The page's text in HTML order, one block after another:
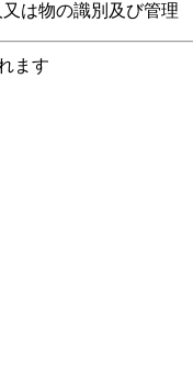
は物の識別及び管理
ます